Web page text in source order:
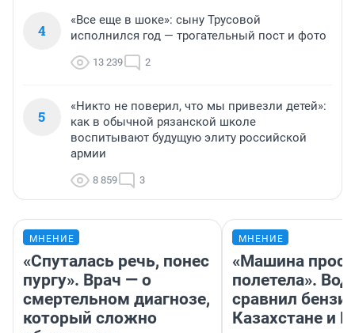
4
«Все еще в шоке»: сыну Трусовой
исполнился год — трогательный пост и фото
13 239 2
5
«Никто не поверил, что мы привезли детей»:
как в обычной рязанской школе
воспитывают будущую элиту российской
армии
8 859 3
МНЕНИЕ
«Спуталась речь, понес
пургу». Врач — о
смертельном диагнозе,
который сложно
МНЕНИЕ
«Машина
полетела».
сравнил
Казахстане и